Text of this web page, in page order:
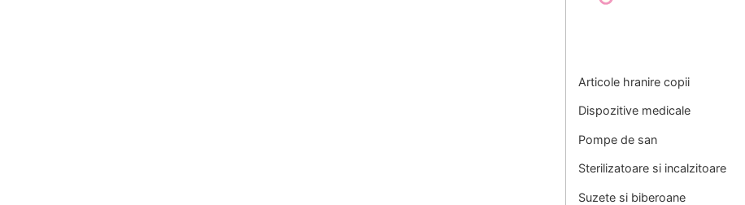
Articole hranire copii
Dispozitive medicale
Pompe de san
Sterilizatoare si incalzitoare
Suzete si biberoane